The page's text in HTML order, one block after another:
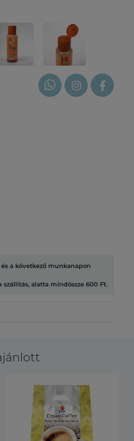
a következő munkanapon
alatta mindössze 600 Ft.